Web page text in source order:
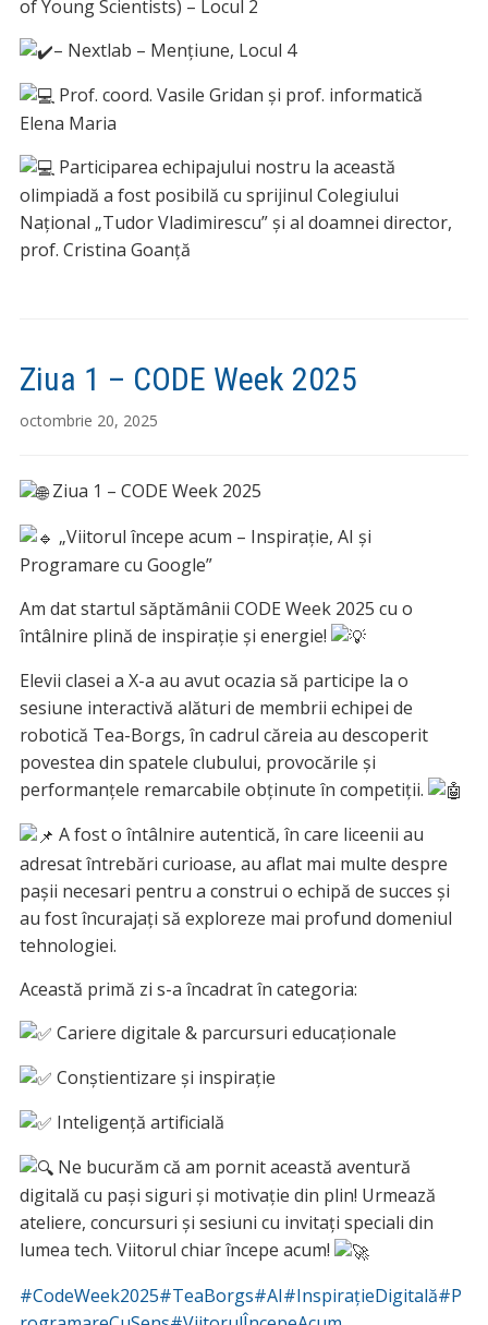
of Young Scientists) – Locul 2
– Nextlab – Mențiune, Locul 4
Prof. coord. Vasile Gridan și prof. informatică
Elena Maria
Participarea echipajului nostru la această
olimpiadă a fost posibilă cu sprijinul Colegiului
Național „Tudor Vladimirescu” și al doamnei director,
prof. Cristina Goanță
Ziua 1 – CODE Week 2025
octombrie 20, 2025
Ziua 1 – CODE Week 2025
„Viitorul începe acum – Inspirație, AI și
Programare cu Google”
Am dat startul săptămânii CODE Week 2025 cu o
întâlnire plină de inspirație și energie!
Elevii clasei a X-a au avut ocazia să participe la o
sesiune interactivă alături de membrii echipei de
robotică Tea-Borgs, în cadrul căreia au descoperit
povestea din spatele clubului, provocările și
performanțele remarcabile obținute în competiții.
A fost o întâlnire autentică, în care liceenii au
adresat întrebări curioase, au aflat mai multe despre
pașii necesari pentru a construi o echipă de succes și
au fost încurajați să exploreze mai profund domeniul
tehnologiei.
Această primă zi s-a încadrat în categoria:
Cariere digitale & parcursuri educaționale
Conștientizare și inspirație
Inteligență artificială
Ne bucurăm că am pornit această aventură
digitală cu pași siguri și motivație din plin! Urmează
ateliere, concursuri și sesiuni cu invitați speciali din
lumea tech. Viitorul chiar începe acum!
#CodeWeek2025#TeaBorgs#AI#InspirațieDigitală#P